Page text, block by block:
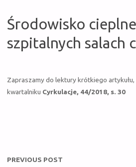
Środowisko
szpitalnych salach
Zapraszamy do lektury krótkiego artykułu,
kwartalniku Cyrkulacje, 44/2018, s. 30
PREVIOUS POST